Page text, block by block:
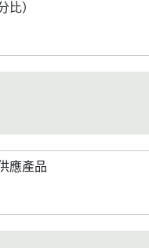
比）
應產品